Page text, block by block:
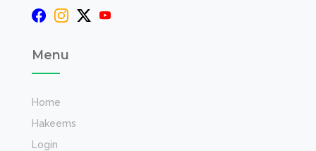
Menu
Home
Hakeems
Login